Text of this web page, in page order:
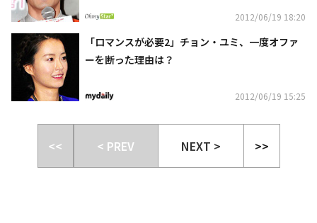
2012/06/19 18:20
「ロマンスが必要2」チョン・ユミ、一度オファ
ーを断った理由は？
2012/06/19 15:25
<< < PREV NEXT > >>